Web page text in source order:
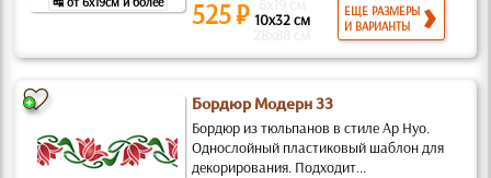
525 ₽ 10x32 см
ЕЩЕ РАЗМЕРЫ
И ВАРИАНТЫ
Бордюр Модерн 33
Бордюр из тюльпанов в стиле Ар Нуо.
Однослойный пластиковый шаблон для
декорирования. Подходит...